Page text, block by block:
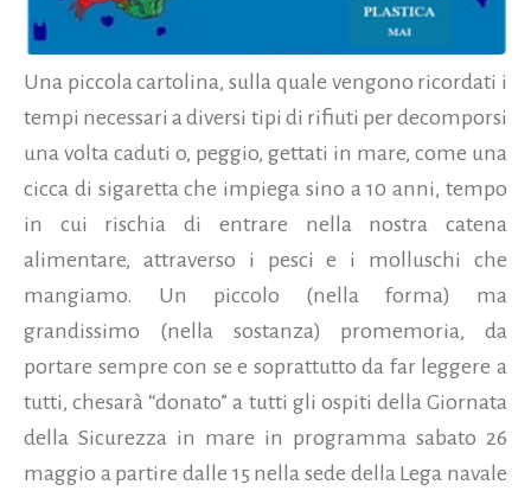
Una piccola cartolina, sulla quale vengono ricordati i
tempi necessari a diversi tipi di rifiuti per decomporsi
una volta caduti o, peggio, gettati in mare, come una
cicca di sigaretta che impiega sino a 10 anni, tempo
in cui rischia di entrare nella nostra catena
alimentare, attraverso i pesci e i molluschi che
mangiamo. Un piccolo (nella forma) ma
grandissimo (nella sostanza) promemoria, da
portare sempre con se e soprattutto da far leggere a
tutti, chesarà “donato” a tutti gli ospiti della Giornata
della Sicurezza in mare in programma sabato 26
maggio a partire dalle 15 nella sede della Lega navale